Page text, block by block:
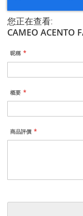
您正在查看:
CAMEO ACENTO
昵稱
概要
商品評價